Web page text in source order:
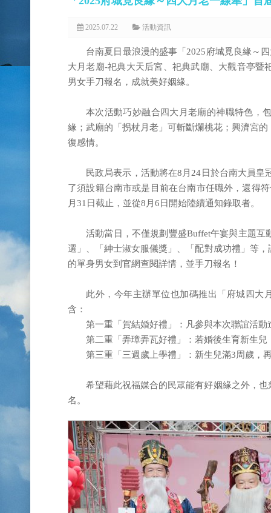
2025.07.22 活動資訊
台南夏日最浪漫的盛事「2025府城覓良緣～
大月老廟-祀典大天后宮、祀典武廟、大觀音亭
男女手刀報名，成就美好姻緣。
本次活動巧妙融合四大月老廟的神職特色，
緣；武廟的「拐杖月老」可斬斷爛桃花；興濟宮
復感情。
民政局表示，活動將在8月24日於台南大員
了須設籍台南市或是目前在台南市任職外，還得
月31日截止，並從8月6日開始陸續通知錄取者。
活動當日，不僅規劃豐盛Buffet午宴與主題
選」、「紳士淑女服儀獎」、「配對成功禮」等
的單身男女到官網查閱詳情，並手刀報名！
此外，今年主辦單位也加碼推出「府城四大
含：
第一重「賀結婚好禮」：凡參與本次聯誼活
第二重「弄璋弄瓦好禮」：若婚後生育新生
第三重「三週歲上學禮」：新生兒滿3周歲，
希望藉此祝福媒合的民眾能有好姻緣之外，
名。